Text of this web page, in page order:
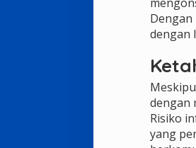
dengan
dengan
Risiko
yang